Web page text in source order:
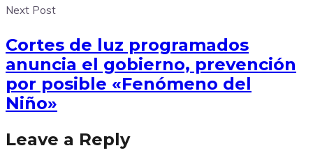
Next Post
Cortes de luz programados
anuncia el gobierno, prevención
por posible «Fenómeno del
Niño»
Leave a Reply